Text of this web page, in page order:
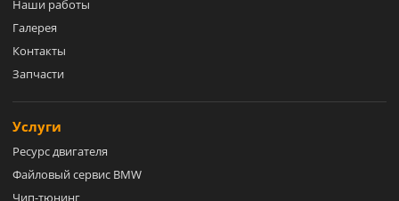
Наши работы
Галерея
Контакты
Запчасти
Услуги
Ресурс двигателя
Файловый сервис BMW
Чип-тюнинг